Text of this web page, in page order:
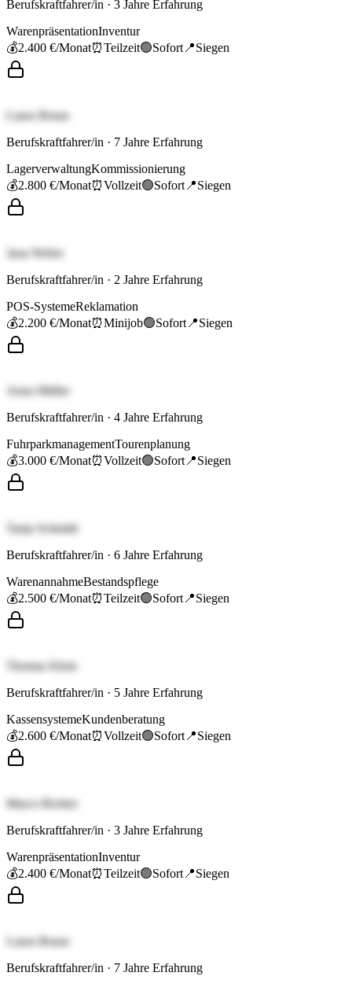
Berufskraftfahrer/in · 3 Jahre Erfahrung
WarenpräsentationInventur
💰2.400 €/Monat⏰Teilzeit🟢Sofort 📍Siegen
Laura Braun
Berufskraftfahrer/in · 7 Jahre Erfahrung
LagerverwaltungKommissionierung
💰2.800 €/Monat⏰Vollzeit🟢Sofort 📍Siegen
Jana Weber
Berufskraftfahrer/in · 2 Jahre Erfahrung
POS-SystemeReklamation
💰2.200 €/Monat⏰Minijob🟢Sofort 📍Siegen
Anna Müller
Berufskraftfahrer/in · 4 Jahre Erfahrung
FuhrparkmanagementTourenplanung
💰3.000 €/Monat⏰Vollzeit🟢Sofort 📍Siegen
Tanja Schmidt
Berufskraftfahrer/in · 6 Jahre Erfahrung
WarenannahmeBestandspflege
💰2.500 €/Monat⏰Teilzeit🟢Sofort 📍Siegen
Thomas Klein
Berufskraftfahrer/in · 5 Jahre Erfahrung
KassensystemeKundenberatung
💰2.600 €/Monat⏰Vollzeit🟢Sofort 📍Siegen
Marco Richter
Berufskraftfahrer/in · 3 Jahre Erfahrung
WarenpräsentationInventur
💰2.400 €/Monat⏰Teilzeit🟢Sofort 📍Siegen
Laura Braun
Berufskraftfahrer/in · 7 Jahre Erfahrung